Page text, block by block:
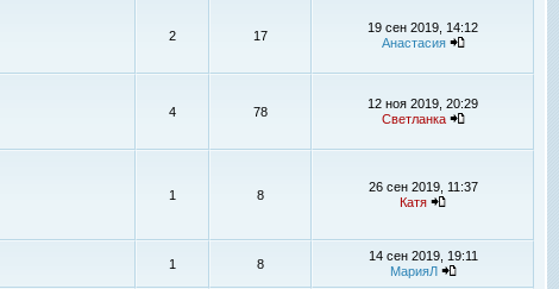
2 17
19 сен 2019, 14:12
Анастасия
4 78
12 ноя 2019, 20:29
Светланка
1 8
26 сен 2019, 11:37
Катя
1 8
14 сен 2019, 19:11
МарияЛ